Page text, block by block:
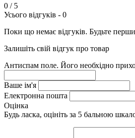
0 / 5
Усього відгуків - 0
Поки що немає відгуків. Будьте
Залишіть свій відгук про товар
Антиспам поле. Його необхідно
Ваше ім'я
Електронна пошта
Оцінка
Будь ласка, оцініть за 5 бальною